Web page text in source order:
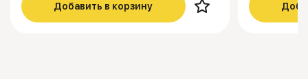
Добавить в корзину